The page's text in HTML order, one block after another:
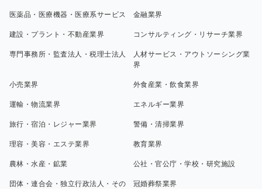
医薬品・医療機器・医療系サービス 金融業界
建設・プラント・不動産業界 コンサルティング・リサーチ業界
専門事務所・監査法人・税理士法人
人材サービス・アウトソーシング業
界
小売業界 外食産業・飲食業界
運輸・物流業界 エネルギー業界
旅行・宿泊・レジャー業界 警備・清掃業界
理容・美容・エステ業界 教育業界
農林・水産・鉱業 公社・官公庁・学校・研究施設
団体・連合会・独立行政法人・その
冠婚葬祭業界